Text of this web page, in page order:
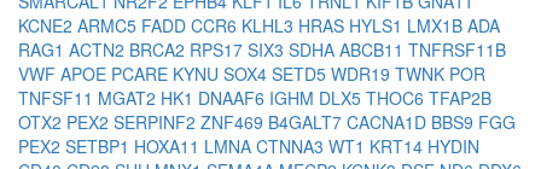
KCNE2 ARMC5 FADD CCR6 KLHL3 HRAS HYLS1 LMX1B ADA
RAG1 ACTN2 BRCA2 RPS17 SIX3 SDHA ABCB11 TNFRSF11B
VWF APOE PCARE KYNU SOX4 SETD5 WDR19 TWNK POR
TNFSF11 MGAT2 HK1 DNAAF6 IGHM DLX5 THOC6 TFAP2B
OTX2 PEX2 SERPINF2 ZNF469 B4GALT7 CACNA1D BBS9 FGG
PEX2 SETBP1 HOXA11 LMNA CTNNA3 WT1 KRT14 HYDIN